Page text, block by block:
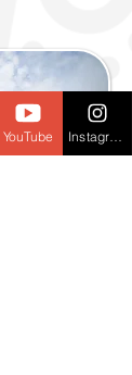
YouTube